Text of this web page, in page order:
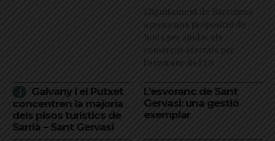
L’Ajuntament de Barcelona
aprova una proposició de
Junts per ajudar els
comerços afectats per
l'esvoranc de l'L9
Galvany i el Putxet
concentren la majoria
dels pisos turístics de
Sarrià – Sant Gervasi
L’esvoranc de Sant
Gervasi: una gestió
exemplar